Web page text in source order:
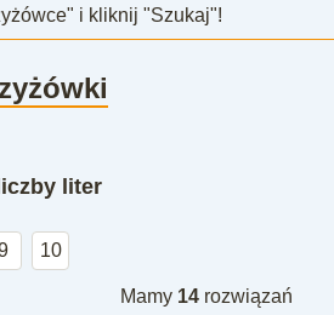
i kliknij "Szukaj"!
liter
10
Mamy 14 rozwiązań